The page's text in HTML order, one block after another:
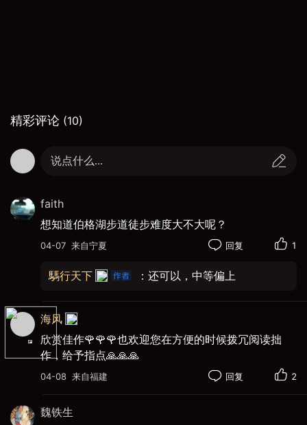
精彩评论 (10)
说点什么...
faith
想知道伯格湖步道徒步难度大不大呢？
04-07 来自宁夏 回复 1
騳行天下 ：还可以，中等偏上
海风
欣赏佳作🌹🌹🌹也欢迎您在方便的时候拨冗阅读拙
作，给予指点🙏🙏🙏
04-08 来自福建 回复 2
魏铁生